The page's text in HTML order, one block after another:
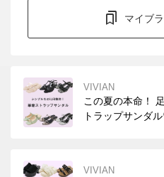
マイブ
VIVIAN
この夏の本命！
トラップサンダ
VIVIAN